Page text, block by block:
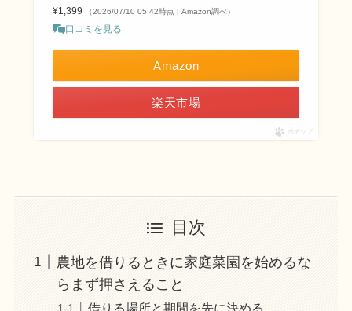
¥1,399
（2026/07/10 05:42時点 | Amazon調べ）
口コミを見る
Amazon
楽天市場
ポチップ
目次
農地を借りるときに家庭菜園を始めるな
らまず押さえること
借りる場所と期間を先に決める